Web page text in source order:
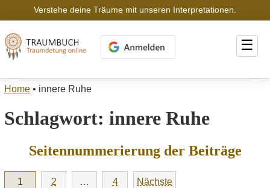
Verstehe deine Träume mit unseren Interpretationen.
☰
Home • innere Ruhe
Schlagwort: innere Ruhe
Seitennummerierung der Beiträge
1 2 … 4 Nächste